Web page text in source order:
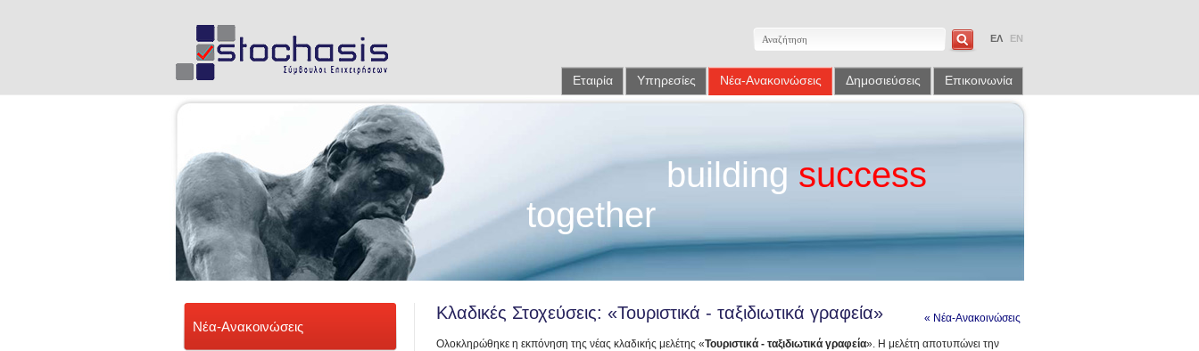
ΕΛ EN
Εταιρία Υπηρεσίες Νέα-Ανακοινώσεις Δημοσιεύσεις Επικοινωνία
building success
together
Νέα-Ανακοινώσεις
« Νέα-Ανακοινώσεις
Κλαδικές Στοχεύσεις: «Τουριστικά - ταξιδιωτικά γραφεία»
Ολοκληρώθηκε η εκπόνηση της νέας κλαδικής μελέτης «Τουριστικά - ταξιδιωτικά γραφεία». Η μελέτη αποτυπώνει την